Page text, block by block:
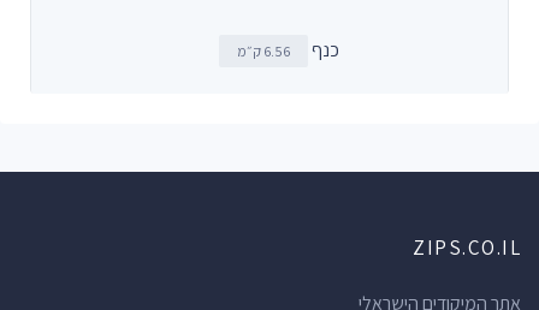
כנף 6.56 ק״מ
ZIPS.CO.IL
אתר המיקודים הישראלי